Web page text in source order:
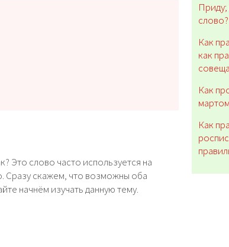
Это слово часто используется на
Сразу скажем, что возможны оба
начнём изучать данную тему.
Приду;
Как
как
Как
Как